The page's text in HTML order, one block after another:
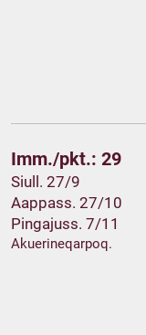
Imm./pkt.: 29
Siull. 27/9
Aappass. 27/10
Pingajuss. 7/11
Akuerineqarpoq.